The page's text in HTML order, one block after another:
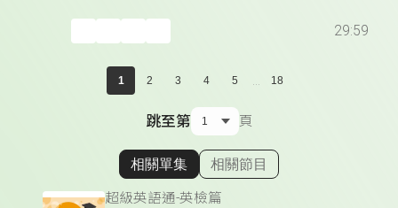
29:59
1 2 3 4 5 ... 18
跳至第 頁
顯示相關單集
相關單集 相關節目
超級英語通-英檢篇